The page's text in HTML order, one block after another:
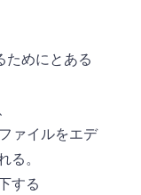
ためにとある
ァイルをエデ
る。
する